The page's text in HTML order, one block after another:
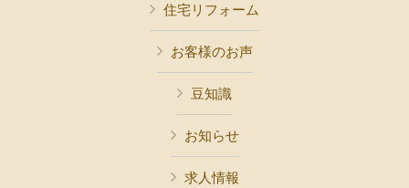
住宅リフォーム
お客様のお声
豆知識
お知らせ
求人情報